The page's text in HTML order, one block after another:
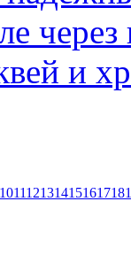
через
и
101112131415161718